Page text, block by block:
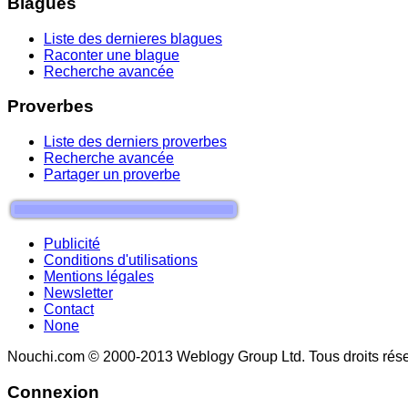
Liste des dernieres blagues
Raconter une blague
Recherche avancée
Proverbes
Liste des derniers proverbes
Recherche avancée
Partager un proverbe
Publicité
Conditions d'utilisations
Mentions légales
Newsletter
Contact
None
Nouchi.com © 2000-2013 Weblogy Group Ltd. Tous droits
Connexion